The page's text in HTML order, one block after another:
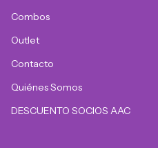
Combos
Outlet
Contacto
Quiénes Somos
DESCUENTO SOCIOS AAC